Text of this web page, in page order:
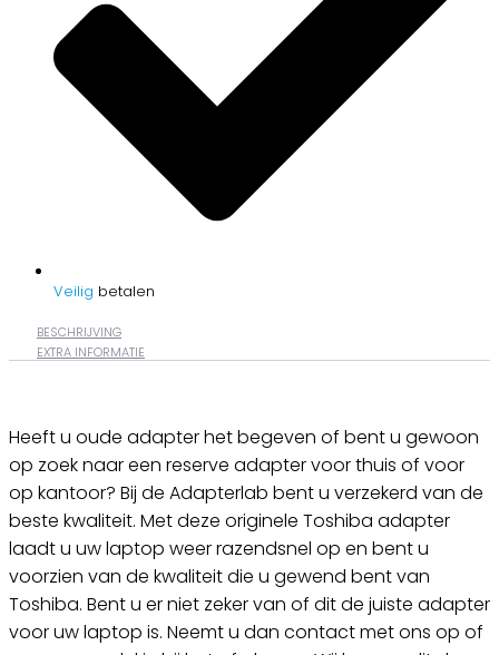
Veilig betalen
BESCHRIJVING
EXTRA INFORMATIE
Heeft u oude adapter het begeven of bent u gewoon
op zoek naar een reserve adapter voor thuis of voor
op kantoor? Bij de Adapterlab bent u verzekerd van de
beste kwaliteit. Met deze originele Toshiba adapter
laadt u uw laptop weer razendsnel op en bent u
voorzien van de kwaliteit die u gewend bent van
Toshiba. Bent u er niet zeker van of dit de juiste adapter
voor uw laptop is. Neemt u dan contact met ons op of